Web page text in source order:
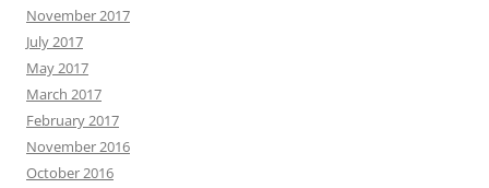
November 2017
July 2017
May 2017
March 2017
February 2017
November 2016
October 2016